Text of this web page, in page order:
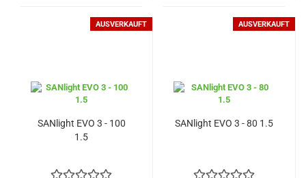
AUSVERKAUFT
SANlight EVO 3 - 100
1.5
AUSVERKAUFT
SANlight EVO 3 - 80 1.5